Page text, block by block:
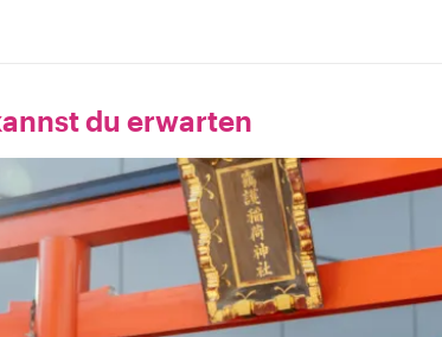
du erwarten